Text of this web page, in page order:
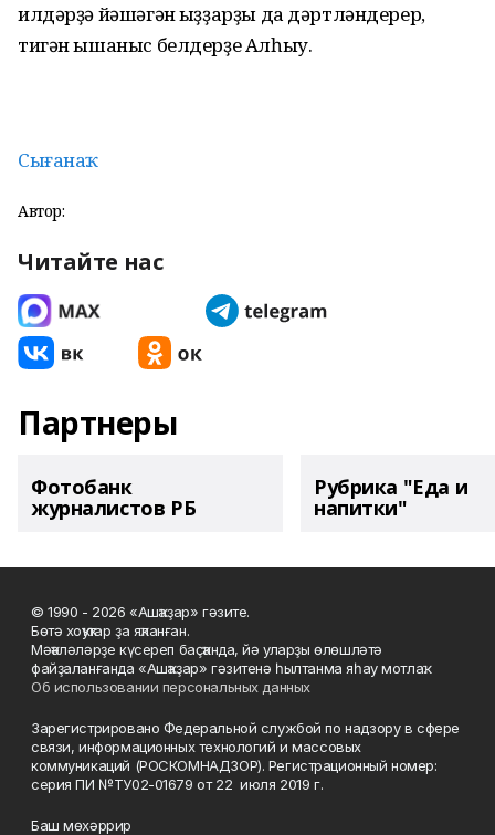
илдәрҙә йәшәгән ҡыҙҙарҙы да дәртләндерер,
тигән ышаныс белдерҙе Алһыу.
Сығанаҡ.
Автор:
Читайте нас
Партнеры
Фотобанк
журналистов РБ
Рубрика "Еда и
напитки"
© 1990 - 2026 «Ашҡаҙар» гәзите.
Бөтә хоҡуҡтар ҙа яҡланған.
Мәҡәләләрҙе күсереп баҫҡанда, йә уларҙы өлөшләтә
файҙаланғанда «Ашҡаҙар» гәзитенә һылтанма яһау мотлаҡ.
Об использовании персональных данных
Зарегистрировано Федеральной службой по надзору в сфере
связи, информационных технологий и массовых
коммуникаций (РОСКОМНАДЗОР). Регистрационный номер:
серия ПИ №ТУ02-01679 от 22 июля 2019 г.
Баш мөхәррир